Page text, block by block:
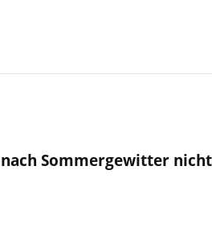
nach Sommergewitter